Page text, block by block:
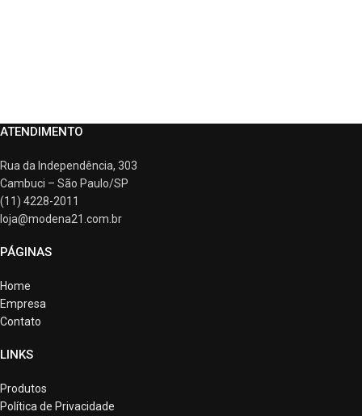
ATENDIMENTO
Rua da Independência, 303
Cambuci – São Paulo/SP
(11) 4228-2011
loja@modena21.com.br
PÁGINAS
Home
Empresa
Contato
LINKS
Produtos
Política de Privacidade